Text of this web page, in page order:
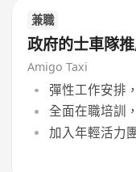
兼職
政府的士車隊
Amigo Taxi
彈性工作安排
全面在職培訓
加入年輕活力